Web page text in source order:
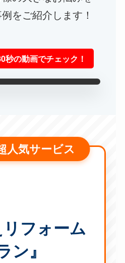
をご紹介します！
の動画でチェック！
人気サービス
リフォーム
ン』